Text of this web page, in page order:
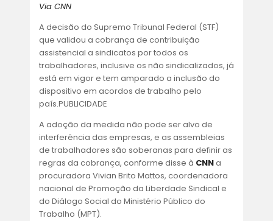
CONVÊNIOS
ACORDOS E CONVENÇÕES
FALE CONOSCO
Via CNN
A decisão do Supremo Tribunal Federal (STF)
que validou a cobrança de contribuição
assistencial a sindicatos por todos os
trabalhadores, inclusive os não sindicalizados, já
está em vigor e tem amparado a inclusão do
dispositivo em acordos de trabalho pelo
país.PUBLICIDADE
A adoção da medida não pode ser alvo de
interferência das empresas, e as assembleias
de trabalhadores são soberanas para definir as
regras da cobrança, conforme disse à CNNa
procuradora Vivian Brito Mattos, coordenadora
nacional de Promoção da Liberdade Sindical e
do Diálogo Social do Ministério Público do
Trabalho (MPT).